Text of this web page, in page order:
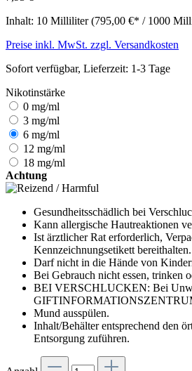
Inhalt: 10 Milliliter(795,00 €* / 1000
Preise inkl. MwSt. zzgl. Versandkosten
Sofort verfügbar, Lieferzeit: 1-3 Tage
Nikotinstärke
0 mg/ml
3 mg/ml
6 mg/ml
12 mg/ml
18 mg/ml
Achtung
Gesundheitsschädlich bei
Kann allergische Hautreaktionen
Ist ärztlicher Rat erforderlich,
Kennzeichnungsetikett bereithalten.
Darf nicht in die Hände von
Bei Gebrauch nicht essen, trinken
BEI VERSCHLUCKEN: Bei
Mund ausspülen.
Inhalt/Behälter entsprechend den
Entsorgung zuführen.